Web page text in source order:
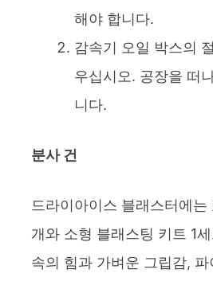
해야 합니다.
감속기 오일 박스의
우십시오. 공장을 떠
니다.
분사 건
드라이아이스 블래스터에는
개와 소형 블래스팅 키트 1
속의 힘과 가벼운 그립감,